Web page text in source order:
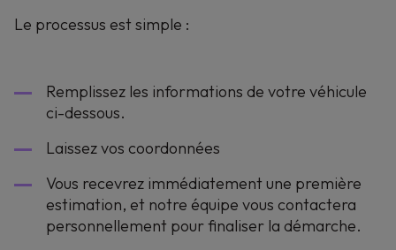
Le processus est simple :
Remplissez les informations de votre véhicule
ci-dessous.
Laissez vos coordonnées
Vous recevrez immédiatement une première
estimation, et notre équipe vous contactera
personnellement pour finaliser la démarche.